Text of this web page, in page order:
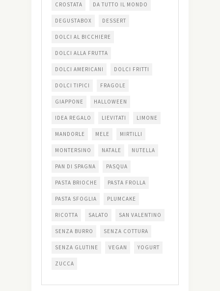
CROSTATA DA TUTTO IL MONDO
DEGUSTABOX DESSERT
DOLCI AL BICCHIERE
DOLCI ALLA FRUTTA
DOLCI AMERICANI DOLCI FRITTI
DOLCI TIPICI FRAGOLE
GIAPPONE HALLOWEEN
IDEA REGALO LIEVITATI LIMONE
MANDORLE MELE MIRTILLI
MONTERSINO NATALE NUTELLA
PAN DI SPAGNA PASQUA
PASTA BRIOCHE PASTA FROLLA
PASTA SFOGLIA PLUMCAKE
RICOTTA SALATO SAN VALENTINO
SENZA BURRO SENZA COTTURA
SENZA GLUTINE VEGAN YOGURT
ZUCCA